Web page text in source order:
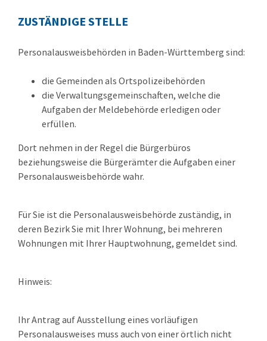
ZUSTÄNDIGE STELLE
Personalausweisbehörden in Baden-Württemberg sind:
die Gemeinden als Ortspolizeibehörden
die Verwaltungsgemeinschaften, welche die
Aufgaben der Meldebehörde erledigen oder
erfüllen.
Dort nehmen in der Regel die Bürgerbüros
beziehungsweise die Bürgerämter die Aufgaben einer
Personalausweisbehörde wahr.
Für Sie ist die Personalausweisbehörde zuständig, in
deren Bezirk Sie mit Ihrer Wohnung, bei mehreren
Wohnungen mit Ihrer Hauptwohnung, gemeldet sind.
Hinweis:
Ihr Antrag auf Ausstellung eines vorläufigen
Personalausweises muss auch von einer örtlich nicht